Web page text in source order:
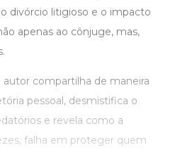
divórcio litigioso e o impacto
apenas ao cônjuge, mas,
compartilha de maneira
pessoal, desmistifica o
e revela como a
falha em proteger quem